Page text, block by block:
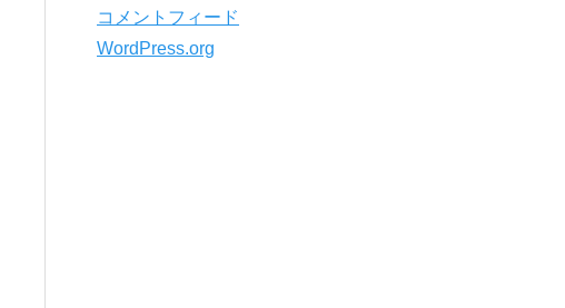
コメントフィード
WordPress.org